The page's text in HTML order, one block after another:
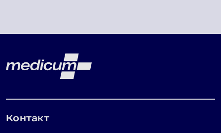
Lehe jalus
Контакт